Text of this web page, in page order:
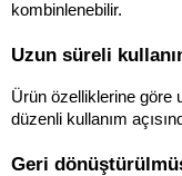
kombinlenebilir.
Uzun süreli
Ürün özelliklerine göre
düzenli kullanım
Geri